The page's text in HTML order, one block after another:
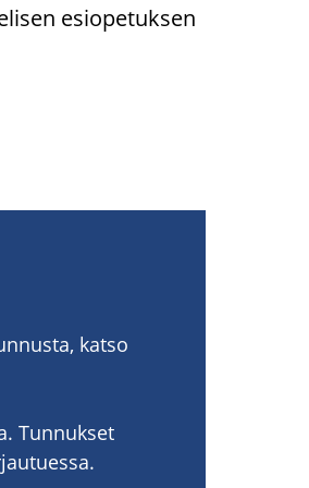
esio­pe­tuk­sen
katso
Tun­nuk­set